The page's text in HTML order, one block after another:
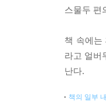
스물두 편
책 속에는
라고 얼버
난다.
책의 일부